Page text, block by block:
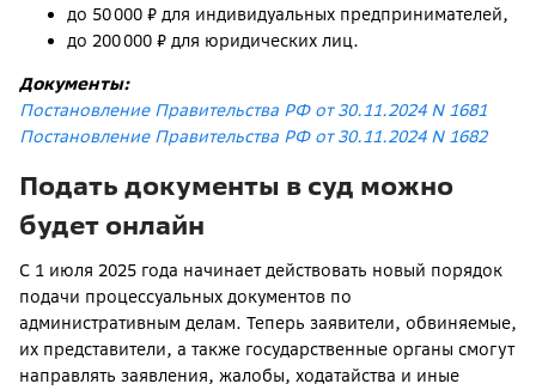
до 50 000 ₽ для индивидуальных предпринимателей,
до 200 000 ₽ для юридических лиц.
Документы:
Постановление Правительства РФ от 30.11.2024 N 1681
Постановление Правительства РФ от 30.11.2024 N 1682
Подать документы в суд можно
будет онлайн
С 1 июля 2025 года начинает действовать новый порядок
подачи процессуальных документов по
административным делам. Теперь заявители, обвиняемые,
их представители, а также государственные органы смогут
направлять заявления, жалобы, ходатайства и иные